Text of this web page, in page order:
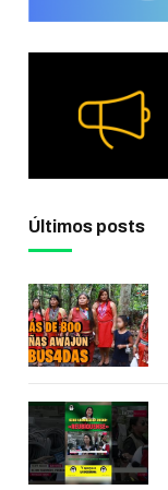
Últimos posts